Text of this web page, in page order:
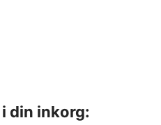
din inkorg: